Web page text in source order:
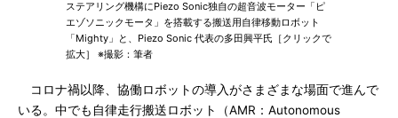
ステアリング機構にPiezo Sonic独自の超音波モーター「ピ
エゾソニックモータ」を搭載する搬送用自律移動ロボット
「Mighty」と、Piezo Sonic 代表の多田興平氏［クリックで
拡大］ ※撮影：筆者
コロナ禍以降、協働ロボットの導入がさまざまな場面で進んで
いる。中でも自律走行搬送ロボット（AMR：Autonomous